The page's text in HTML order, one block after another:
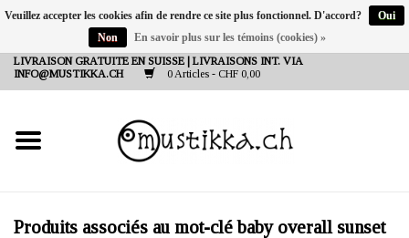
LIVRAISON GRATUITE EN SUISSE | LIVRAISONS INT. VIA
INFO@MUSTIKKA.CH
0 Articles - CHF 0,00
NEW IN
SHOP - A PIECE OF
FINLAND FOR YOU
Produits associés au mot-clé baby overall sunset
Veuillez accepter les cookies afin de rendre ce site plus fonctionnel. D'accord?
Oui
Non
En savoir plus sur les témoins (cookies) »